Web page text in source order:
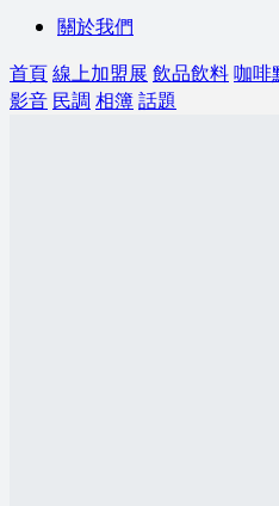
關於我們
首頁線上加盟展 飲品飲料咖啡
影音 民調 相簿話題